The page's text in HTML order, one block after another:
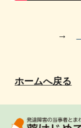
→
ホームへ戻る